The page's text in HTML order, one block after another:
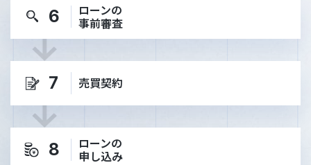
6 ローンの
事前審査
7 売買契約
8 ローンの
申し込み